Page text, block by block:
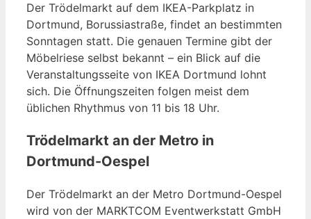
Der Trödelmarkt auf dem IKEA-Parkplatz in
Dortmund, Borussiastraße, findet an bestimmten
Sonntagen statt. Die genauen Termine gibt der
Möbelriese selbst bekannt – ein Blick auf die
Veranstaltungsseite von IKEA Dortmund lohnt
sich. Die Öffnungszeiten folgen meist dem
üblichen Rhythmus von 11 bis 18 Uhr.
Trödelmarkt an der Metro in
Dortmund-Oespel
Der Trödelmarkt an der Metro Dortmund-Oespel
wird von der MARKTCOM Eventwerkstatt GmbH